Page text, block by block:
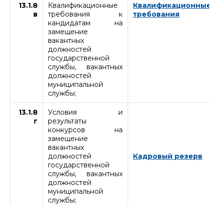
13.1.8
в
Квалификационные
требования к
кандидатам на
замещение
вакантных
должностей
государственной
службы, вакантных
должностей
муниципальной
службы;
Квалификационные
требования
13.1.8
г
Условия и
результаты
конкурсов на
замещение
вакантных
должностей
государственной
службы, вакантных
должностей
муниципальной
службы;
Кадровый резерв